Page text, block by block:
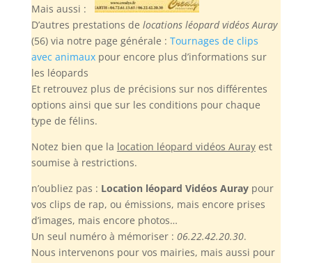
Mais aussi :
D’autres prestations de locations léopard vidéos Auray
(56) via notre page générale : Tournages de clips
avec animauxpour encore plus d’informations sur
les léopards
Et retrouvez plus de précisions sur nos différentes
options ainsi que sur les conditions pour chaque
type de félins.
Notez bien que la location léopard vidéos Aurayest
soumise à restrictions.
n’oubliez pas : Location léopard Vidéos Auraypour
vos clips de rap, ou émissions, mais encore prises
d’images, mais encore photos…
Un seul numéro à mémoriser : 06.22.42.20.30.
Nous intervenons pour vos mairies, mais aussi pour